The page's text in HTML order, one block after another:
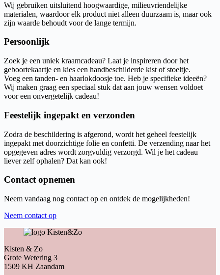
Wij gebruiken uitsluitend hoogwaardige, milieuvriendelijke
materialen, waardoor elk product niet alleen duurzaam is, maar ook
zijn waarde behoudt voor de lange termijn.
Persoonlijk
Zoek je een uniek kraamcadeau? Laat je inspireren door het
geboortekaartje en kies een handbeschilderde kist of stoeltje.
Voeg een tanden- en haarlokdoosje toe. Heb je specifieke ideeën?
Wij maken graag een speciaal stuk dat aan jouw wensen voldoet
voor een onvergetelijk cadeau!
Feestelijk ingepakt en verzonden
Zodra de beschildering is afgerond, wordt het geheel feestelijk
ingepakt met doorzichtige folie en confetti. De verzending naar het
opgegeven adres wordt zorgvuldig verzorgd. Wil je het cadeau
liever zelf ophalen? Dat kan ook!
Contact opnemen
Neem vandaag nog contact op en ontdek de mogelijkheden!
Neem contact op
Kisten & Zo
Grote Wetering 3
1509 KH Zaandam